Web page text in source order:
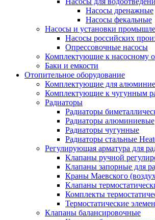
Насосы дренажные
Насосы фекальные
Насосы и установки
Насосы российских
Опрессовочные насосы
Комплектующие к насосному
Баки и емкости
Отопительное оборудование
Комплектующие для
Комплектующие к чугунным
Радиаторы
Радиаторы
Радиаторы алюминиевые
Радиаторы чугунные
Радиаторы стальные
Регулирующая арматура для
Клапаны ручной
Клапаны запорные для
Краны Маевского
Клапаны
Комплекты
Термостатические
Клапаны балансировочные